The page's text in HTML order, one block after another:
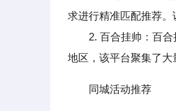
求进行精准匹配推荐。
2. 百合挂帅：百合挂
地区，该平台聚集了大
同城活动推荐